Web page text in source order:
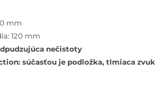
mm
120 mm
nečistoty
súčasťou je podložka, tlmiaca zvuk